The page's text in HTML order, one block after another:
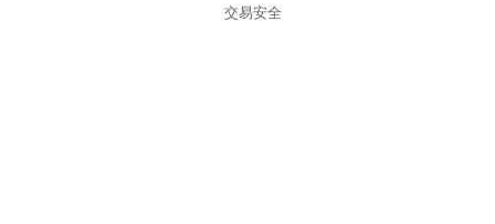
交易安全